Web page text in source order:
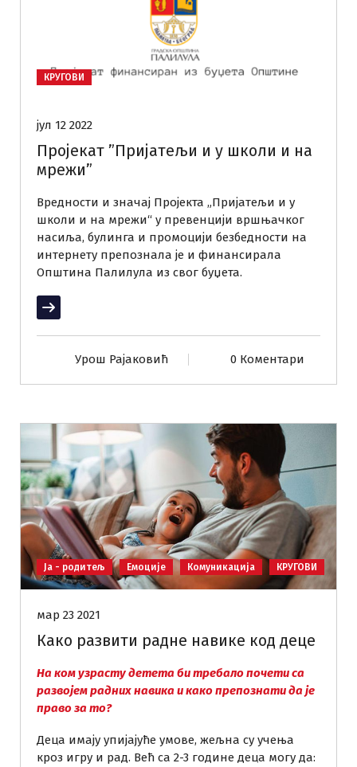
КРУГОВИ
јул 12 2022
Пројекат ”Пријатељи и у школи и на
мрежи”
Вредности и значај Пројекта „Пријатељи и у
школи и на мрежи“ у превенцији вршњачког
насиља, булинга и промоцији безбедности на
интернету препознала је и финансирала
Општина Палилула из свог буџета.
Прочитај више
Урош Рајаковић 0 Коментари
Ја - родитељ Емоције Комуникација КРУГОВИ
мар 23 2021
Како развити радне навике код деце
На ком узрасту детета би требало почети са
развојем радних навика и како препознати да је
право за то?
Деца имају упијајуће умове, жељна су учења
кроз игру и рад. Већ са 2-3 године деца могу да: